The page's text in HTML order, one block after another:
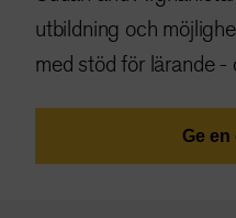
utbildning och
med stöd för lärande -
Ge en